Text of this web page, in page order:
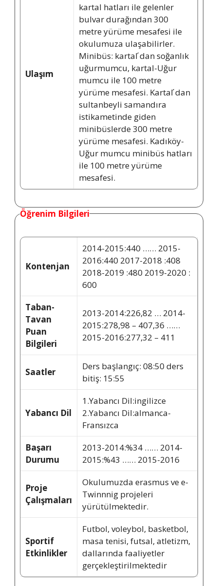
Ulaşım
kartal hatları ile gelenler
bulvar durağından 300
metre yürüme mesafesi ile
okulumuza ulaşabilirler.
Minibüs: kartal ́dan soğanlık
uğurmumcu, kartal-Uğur
mumcu ile 100 metre
yürüme mesafesi. Kartal ́dan
sultanbeyli samandıra
istikametinde giden
minibüslerde 300 metre
yürüme mesafesi. Kadıköy-
Uğur mumcu minibüs hatları
ile 100 metre yürüme
mesafesi.
Öğrenim Bilgileri
Kontenjan
2014-2015:440 …… 2015-
2016:440 2017-2018 :408
2018-2019 :480 2019-2020 :
600
Taban-
Tavan
Puan
Bilgileri
2013-2014:226,82 … 2014-
2015:278,98 – 407,36 ……
2015-2016:277,32 – 411
Saatler
Ders başlangıç: 08:50 ders
bitiş: 15:55
Yabancı Dil
1.Yabancı Dil:ingilizce
2.Yabancı Dil:almanca-
Fransızca
Başarı
Durumu
2013-2014:%34 …… 2014-
2015:%43 …… 2015-2016
Proje
Çalışmaları
Okulumuzda erasmus ve e-
Twinnnig projeleri
yürütülmektedir.
Sportif
Etkinlikler
Futbol, voleybol, basketbol,
masa tenisi, futsal, atletizm,
dallarında faaliyetler
gerçekleştirilmektedir